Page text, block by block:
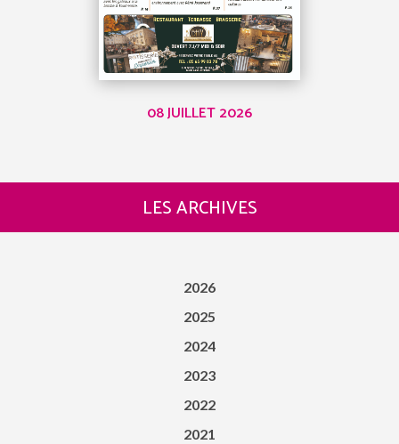
08 JUILLET 2026
LES ARCHIVES
2026
2025
2024
2023
2022
2021